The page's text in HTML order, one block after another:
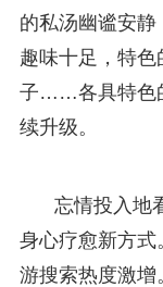
的私汤幽谧安
趣味十足，特
子……各具特色
续升级。
忘情投入地
身心疗愈新方式
游搜索热度激增